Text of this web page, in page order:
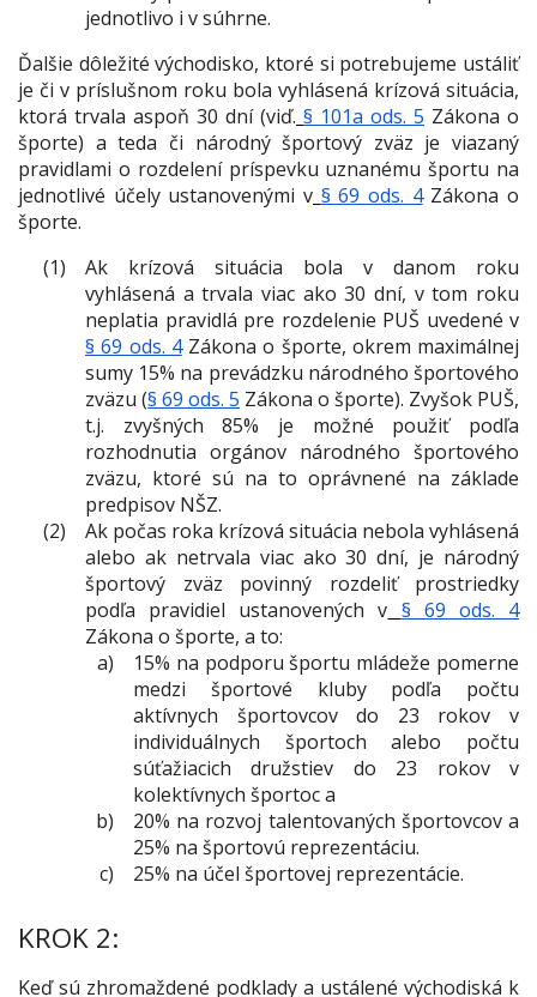
jednotlivo i v súhrne.
Ďalšie dôležité východisko, ktoré si potrebujeme ustáliť
je či v príslušnom roku bola vyhlásená krízová situácia,
ktorá trvala aspoň 30 dní (viď. § 101a ods. 5 Zákona o
športe) a teda či národný športový zväz je viazaný
pravidlami o rozdelení príspevku uznanému športu na
jednotlivé účely ustanovenými v § 69 ods. 4Zákona o
športe.
Ak krízová situácia bola v danom roku
vyhlásená a trvala viac ako 30 dní, v tom roku
neplatia pravidlá pre rozdelenie PUŠ uvedené v
§ 69 ods. 4Zákona o športe, okrem maximálnej
sumy 15% na prevádzku národného športového
zväzu (§ 69 ods. 5 Zákona o športe). Zvyšok PUŠ,
t.j. zvyšných 85% je možné použiť podľa
rozhodnutia orgánov národného športového
zväzu, ktoré sú na to oprávnené na základe
predpisov NŠZ.
Ak počas roka krízová situácia nebola vyhlásená
alebo ak netrvala viac ako 30 dní, je národný
športový zväz povinný rozdeliť prostriedky
podľa pravidiel ustanovených v § 69 ods. 4
Zákona o športe, a to:
15% na podporu športu mládeže pomerne
medzi športové kluby podľa počtu
aktívnych športovcov do 23 rokov v
individuálnych športoch alebo počtu
súťažiacich družstiev do 23 rokov v
kolektívnych športoc a
20% na rozvoj talentovaných športovcov a
25% na športovú reprezentáciu.
25% na účel športovej reprezentácie.
KROK 2:
Keď sú zhromaždené podklady a ustálené východiská k